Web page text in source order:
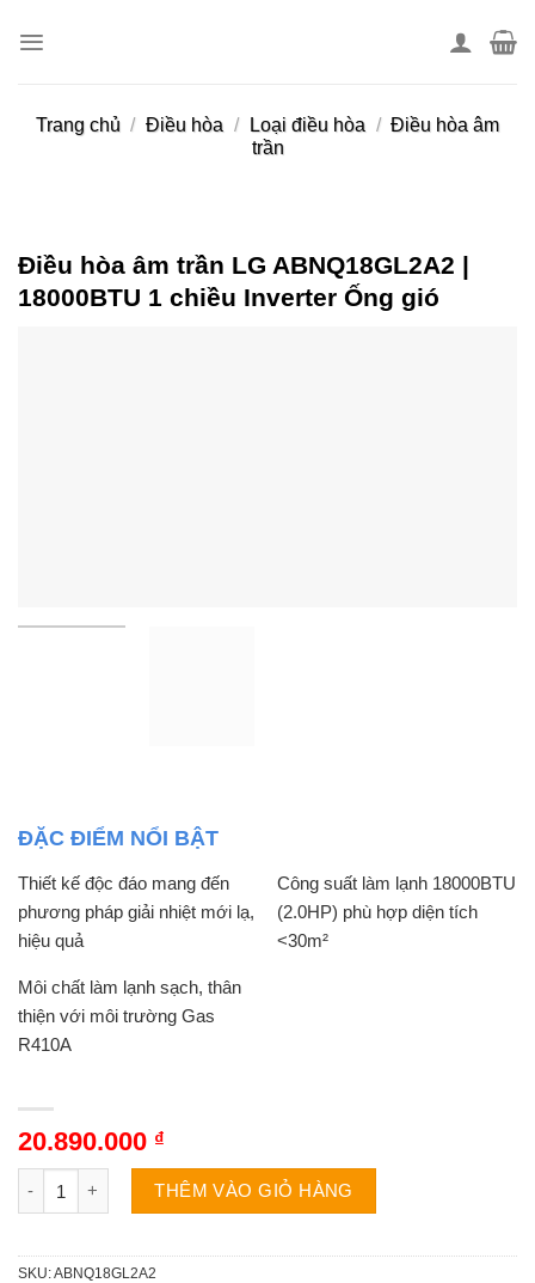
Trang chủ / Điều hòa / Loại điều hòa / Điều hòa âm
trần
Điều hòa âm trần LG ABNQ18GL2A2 |
18000BTU 1 chiều Inverter Ống gió
ĐẶC ĐIỂM NỔI BẬT
Thiết kế độc đáo mang đến
phương pháp giải nhiệt mới lạ,
hiệu quả
Công suất làm lạnh 18000BTU
(2.0HP) phù hợp diện tích
<30m²
Môi chất làm lạnh sạch, thân
thiện với môi trường Gas
R410A
20.890.000 ₫
Điều hòa âm trần LG ABNQ18GL2A2 | 18000BTU 1 chiều
THÊM VÀO GIỎ HÀNG
SKU:ABNQ18GL2A2